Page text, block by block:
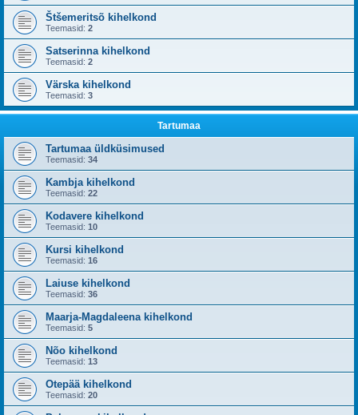
Štšemeritsõ kihelkond
Teemasid: 2
Satserinna kihelkond
Teemasid: 2
Värska kihelkond
Teemasid: 3
Tartumaa
Tartumaa üldküsimused
Teemasid: 34
Kambja kihelkond
Teemasid: 22
Kodavere kihelkond
Teemasid: 10
Kursi kihelkond
Teemasid: 16
Laiuse kihelkond
Teemasid: 36
Maarja-Magdaleena kihelkond
Teemasid: 5
Nõo kihelkond
Teemasid: 13
Otepää kihelkond
Teemasid: 20